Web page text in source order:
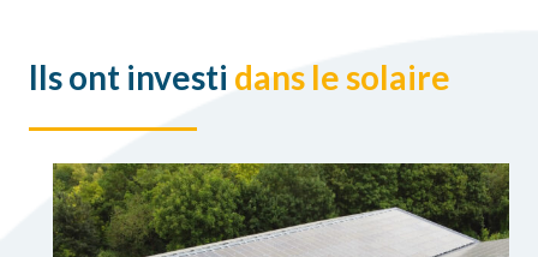
Ils ont investi dans le solaire